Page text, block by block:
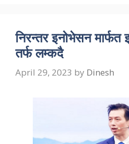
निरन्तर इनोभेसन
तर्फ लम्कदै
April 29, 2023 by Dinesh